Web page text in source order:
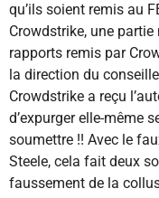
qu’ils soient remis au
Crowdstrike, une
rapports remis par
la direction du
Crowdstrike a reçu
d’expurger elle-même
soumettre !! Avec le
Steele, cela fait deux
faussement de la